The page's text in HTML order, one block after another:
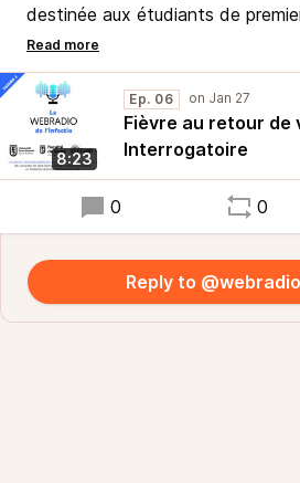
destinée aux étudiants de
des études médicales.
Ce podcast explore
une fièvre au retour de voyage
Podcast librement inspiré du Pilly
de référence du Collège des
Infectieuses et Tropicales.
8:23
Ep. 06
Fièvre au retour de
Interrogatoire
0 0
Reply to